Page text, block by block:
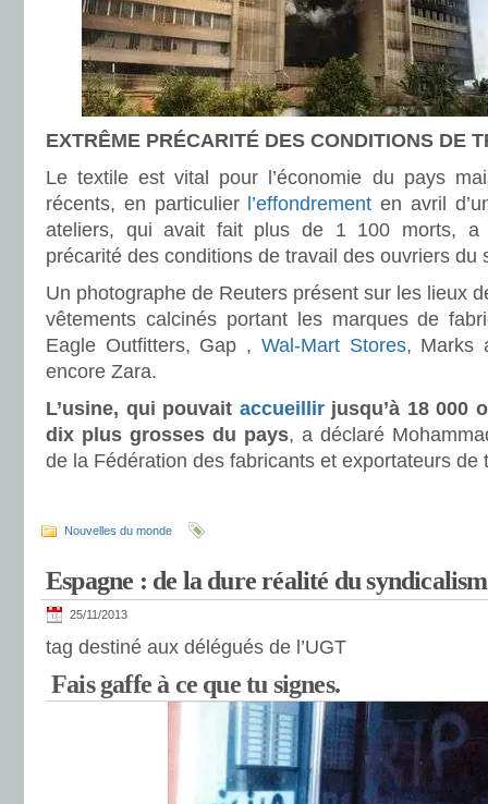
EXTRÊME PRÉCARITÉ DES CONDITIONS DE
Le textile est vital pour l’économie du pays
récents, en particulier l’effondrement en avril
ateliers, qui avait fait plus de 1 100 morts, a
précarité des conditions de travail des ouvriers du
Un photographe de Reuters présent sur les lieux
vêtements calcinés portant les marques de
Eagle Outfitters, Gap , Wal-Mart Stores, Marks
encore Zara.
L’usine, qui pouvait accueillirjusqu’à 18 000
dix plus grosses du pays, a déclaré
de la Fédération des fabricants et exportateurs de
Nouvelles du monde
Espagne : de la dure réalité du
25/11/2013
tag destiné aux délégués de l’UGT
Fais gaffe à ce que tu signes.